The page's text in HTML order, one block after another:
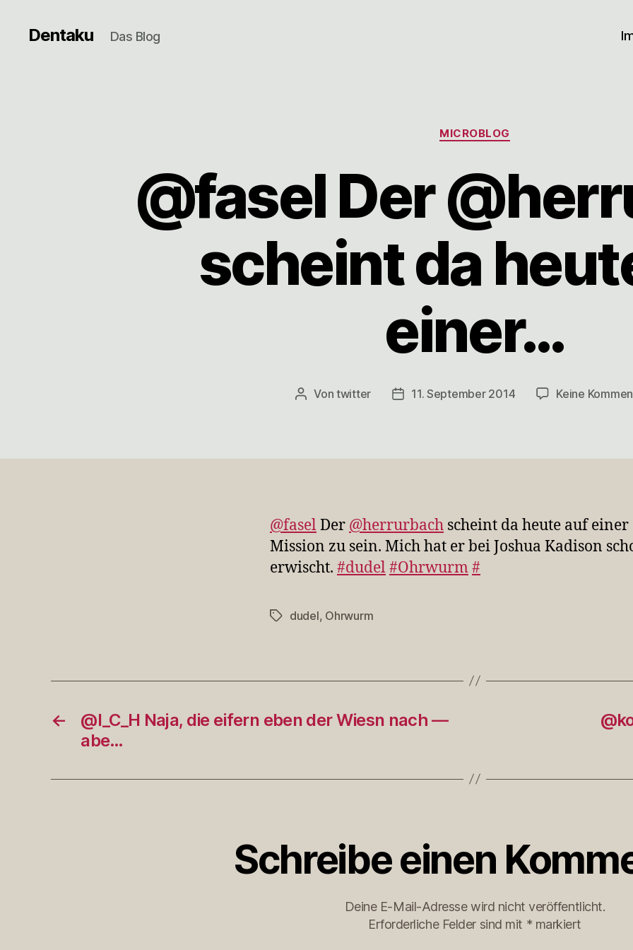
Dentaku Das Blog
Kategorien
MICROBLOG
@fasel Der
scheint da
einer…
Beitragsautor
Von twitter Veröffentlichungsdatum
11. September 2014 Keine
@faselDer @herrurbach scheint da heute auf einer
Mission zu sein. Mich hat er bei Joshua Kadison
erwischt. #dudel#Ohrwurm#
Schlagwörter
dudel, Ohrwurm
←
@I_C_H Naja, die eifern eben der Wiesn nach —
abe…
Schreibe einen
Deine E-Mail-Adresse wird nicht veröffentlicht.
Erforderliche Felder sind mit * markiert